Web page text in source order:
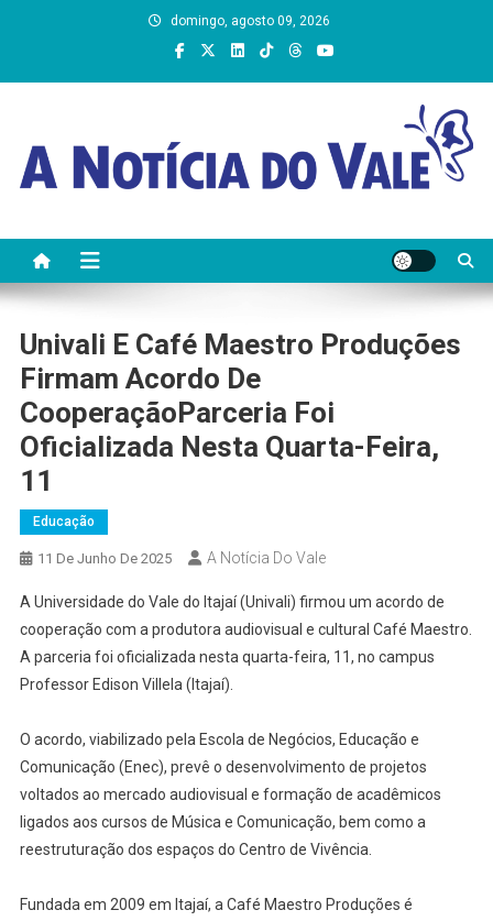
domingo, agosto 09, 2026
Univali E Café Maestro Produções
Firmam Acordo De
CooperaçãoParceria Foi
Oficializada Nesta Quarta-Feira,
11
Educação
11 De Junho De 2025 A Notícia Do Vale
A Universidade do Vale do Itajaí (Univali) firmou um acordo de
cooperação com a produtora audiovisual e cultural Café Maestro.
A parceria foi oficializada nesta quarta-feira, 11, no campus
Professor Edison Villela (Itajaí).
O acordo, viabilizado pela Escola de Negócios, Educação e
Comunicação (Enec), prevê o desenvolvimento de projetos
voltados ao mercado audiovisual e formação de acadêmicos
ligados aos cursos de Música e Comunicação, bem como a
reestruturação dos espaços do Centro de Vivência.
Fundada em 2009 em Itajaí, a Café Maestro Produções é